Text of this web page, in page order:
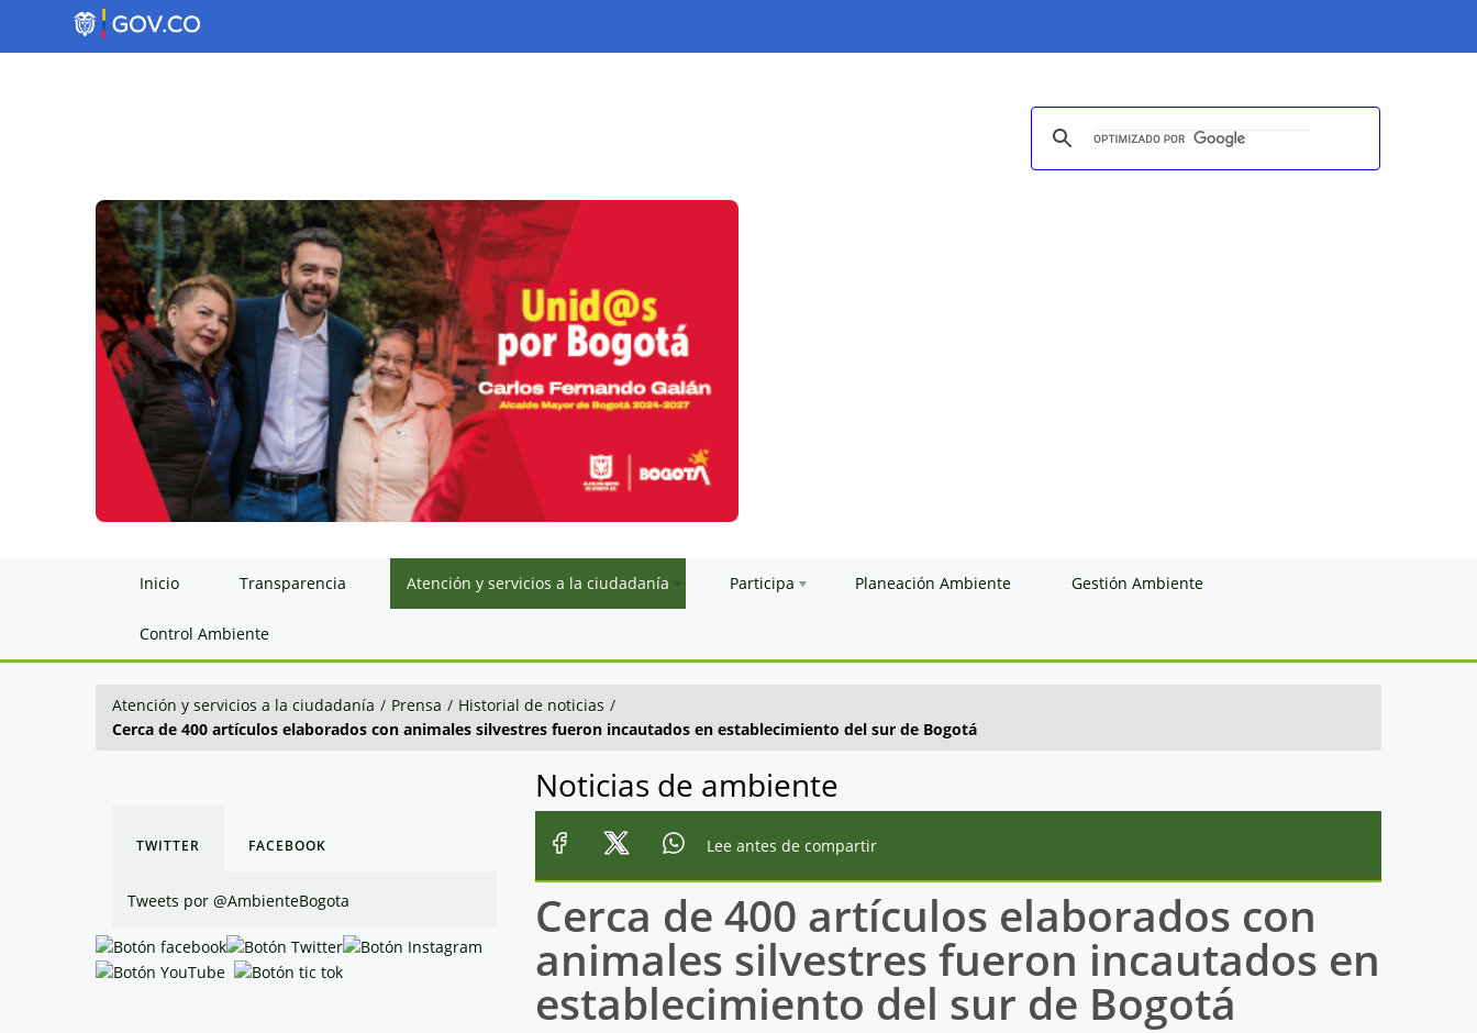
Inicio Transparencia Atención y servicios a la ciudadanía Participa Planeación Ambiente Gestión Ambiente
Control Ambiente
Atención y servicios a la ciudadanía / Prensa / Historial de noticias /
Cerca de 400 artículos elaborados con animales silvestres fueron incautados en establecimiento del sur de Bogotá
TWITTER FACEBOOK
Tweets por @AmbienteBogota
Noticias de ambiente
Lee antes de compartir
Cerca de 400 artículos elaborados con
animales silvestres fueron incautados en
establecimiento del sur de Bogotá